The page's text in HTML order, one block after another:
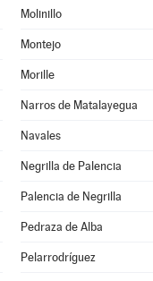
Molinillo
Montejo
Morille
Narros de Matalayegua
Navales
Negrilla de Palencia
Palencia de Negrilla
Pedraza de Alba
Pelarrodríguez